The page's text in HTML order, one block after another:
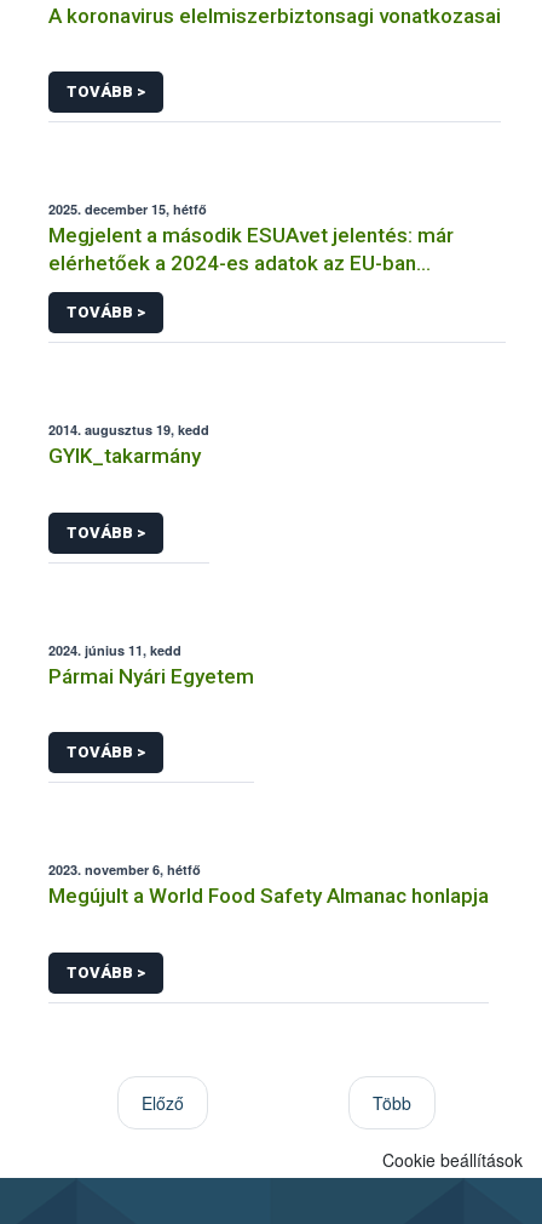
A koronavirus elelmiszerbiztonsagi vonatkozasai
TOVÁBB >
2025. december 15, hétfő
Megjelent a második ESUAvet jelentés: már
elérhetőek a 2024-es adatok az EU-ban
értékesített és felhasznált állatgyógyászati
antimikrobiális szerekről
TOVÁBB >
2014. augusztus 19, kedd
GYIK_takarmány
TOVÁBB >
2024. június 11, kedd
Pármai Nyári Egyetem
TOVÁBB >
2023. november 6, hétfő
Megújult a World Food Safety Almanac honlapja
TOVÁBB >
Előző Több
Cookie beállítások